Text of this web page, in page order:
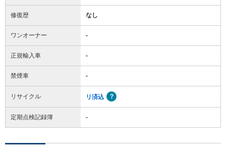
修復歴 なし
ワンオーナー -
正規輸入車 -
禁煙車 -
リサイクル リ済込
定期点検記録簿 -